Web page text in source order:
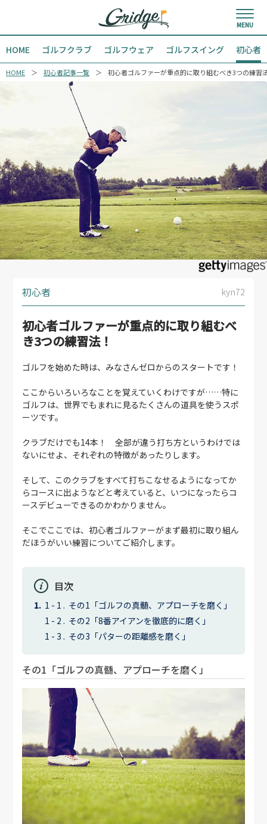
HOME ゴルフクラブ ゴルフウェア ゴルフスイング 初心者
HOME 初心者記事一覧 初心者ゴルファーが重点的に取り組むべき3つの練習
初心者 kyn72
初心者ゴルファーが重点的に取り組むべ
き3つの練習法！
ゴルフを始めた時は、みなさんゼロからのスタートです！
ここからいろいろなことを覚えていくわけですが……特に
ゴルフは、世界でもまれに見るたくさんの道具を使うスポ
ーツです。
クラブだけでも14本！ 全部が違う打ち方というわけでは
ないにせよ、それぞれの特徴があったりします。
そして、このクラブをすべて打ちこなせるようになってか
らコースに出ようなどと考えていると、いつになったらコ
ースデビューできるのかわかりません。
そこでここでは、初心者ゴルファーがまず最初に取り組ん
だほうがいい練習についてご紹介します。
目次
その1「ゴルフの真髄、アプローチを磨く」
その2「8番アイアンを徹底的に磨く」
その3「パターの距離感を磨く」
その1「ゴルフの真髄、アプローチを磨く」